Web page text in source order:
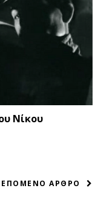
Νίκου
ΕΠΟΜΕΝΟ ΑΡΘΡΟ